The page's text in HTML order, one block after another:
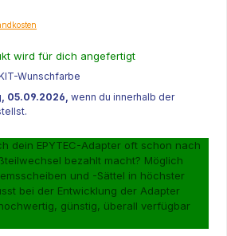
wird für dich angefertigt
Wunschfarbe
05.09.2026, wenn du innerhalb der
dein EPYTEC-Adapter oft schon nach
bezahlt macht? Möglich
und -Sättel in höchster
bei der Entwicklung der Adapter
günstig, überall verfügbar